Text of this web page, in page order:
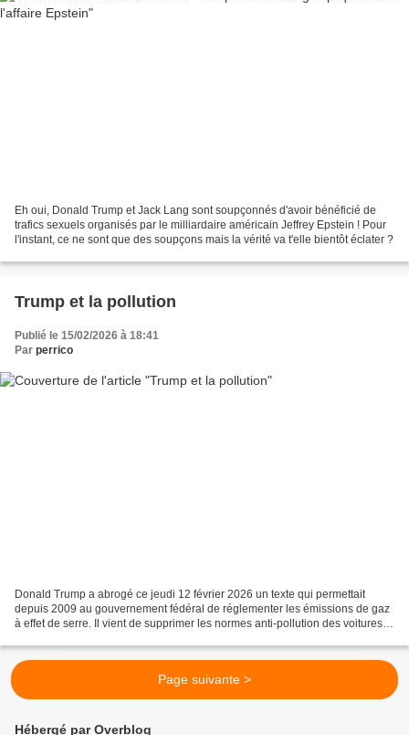
Eh oui, Donald Trump et Jack Lang sont soupçonnés d'avoir bénéficié de
trafics sexuels organisés par le milliardaire américain Jeffrey Epstein ! Pour
l'instant, ce ne sont que des soupçons mais la vérité va t'elle bientôt éclater ?
Trump et la pollution
Publié le 15/02/2026 à 18:41
Par perrico
Donald Trump a abrogé ce jeudi 12 février 2026 un texte qui permettait
depuis 2009 au gouvernement fédéral de réglementer les émissions de gaz
à effet de serre. Il vient de supprimer les normes anti-pollution des voitures et
Page suivante >
Hébergé par Overblog